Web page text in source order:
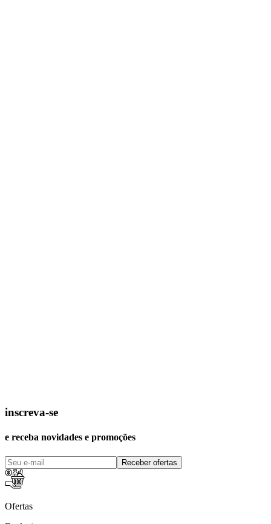
inscreva-se
e receba novidades e promoções
Receber ofertas
Ofertas